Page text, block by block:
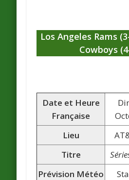
Los Angeles Rams
Cowboys
Date et Heure
Française
Lieu
Titre
Prévision Météo